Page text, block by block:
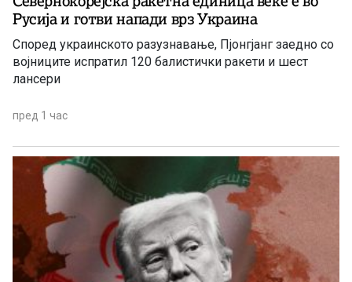
Русија и готви напади врз Украина
Според украинското разузнавање, Пјонгјанг заедно со
војниците испратил 120 балистички ракети и шест
лансери
пред 1 час